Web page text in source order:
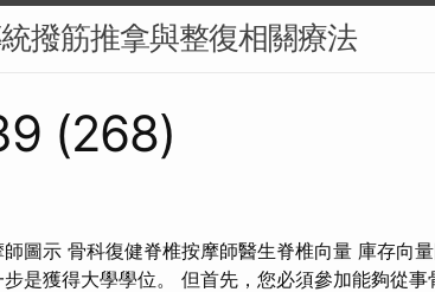
撥筋推拿與整復相關療法
(268)
師圖示 骨科復健脊椎按摩師醫生脊椎向量 庫存
是獲得大學學位。 但首先，您必須參加能夠從